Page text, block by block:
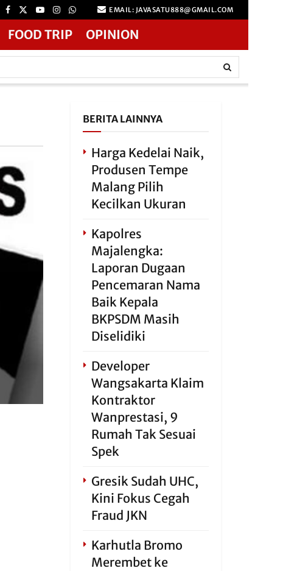
EMAIL: JAVASATU888@GMAIL.COM
FOOD TRIP OPINION
BERITA LAINNYA
Harga Kedelai Naik,
Produsen Tempe
Malang Pilih
Kecilkan Ukuran
Kapolres
Majalengka:
Laporan Dugaan
Pencemaran Nama
Baik Kepala
BKPSDM Masih
Diselidiki
Developer
Wangsakarta Klaim
Kontraktor
Wanprestasi, 9
Rumah Tak Sesuai
Spek
Gresik Sudah UHC,
Kini Fokus Cegah
Fraud JKN
Karhutla Bromo
Merembet ke